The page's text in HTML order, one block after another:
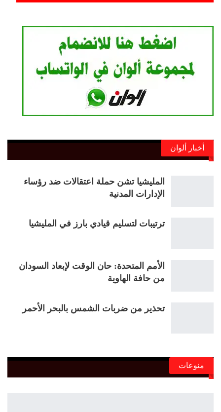
أخبار ألوان
المليشيا تشن حملة اعتقالات ضد رؤساء
الإدارات المدنية
ترتيبات لتسليم قيادي بارز في المليشيا
الأمم المتحدة: حان الوقت لإبعاد السودان
من حافة الهاوية
تحذير من ضربات الشمس بالبحر الأحمر
منوعات